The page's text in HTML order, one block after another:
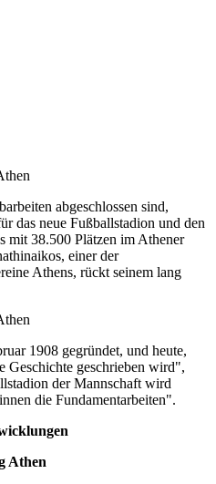
abgeschlossen sind,
das neue Fußballstadion und den
mit 38.500 Plätzen im Athener
einer der
Athens, rückt seinem lang
1908 gegründet, und heute,
Geschichte geschrieben wird",
der Mannschaft wird
die Fundamentarbeiten".